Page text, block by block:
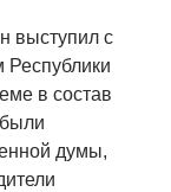
выступил с
в состав
думы,